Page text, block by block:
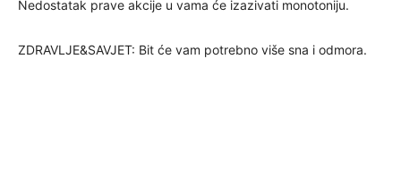
Nedostatak prave akcije u vama će izazivati monotoniju.
ZDRAVLJE&SAVJET: Bit će vam potrebno više sna i odmora.